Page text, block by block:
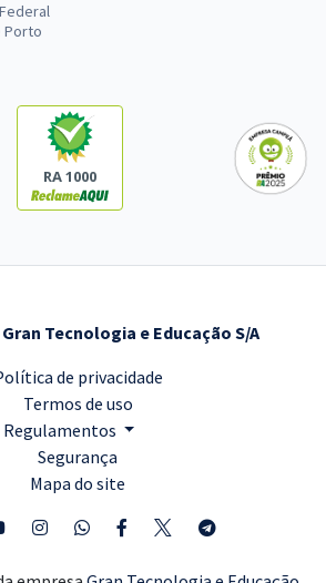
Porto
RA 1000
Gran Tecnologia e Educação S/A
de privacidade
Termos de uso
Regulamentos
Segurança
Mapa do site